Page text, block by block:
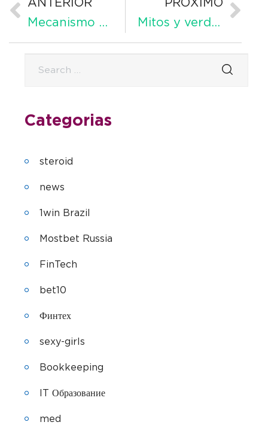
Mecanismo de Urispas en relajación vesical
Mitos y verdades sobre Etoricoxib: desmitificando opiniones erróneas
Categorias
steroid
news
1win Brazil
Mostbet Russia
FinTech
bet10
Финтех
sexy-girls
Bookkeeping
IT Образование
med